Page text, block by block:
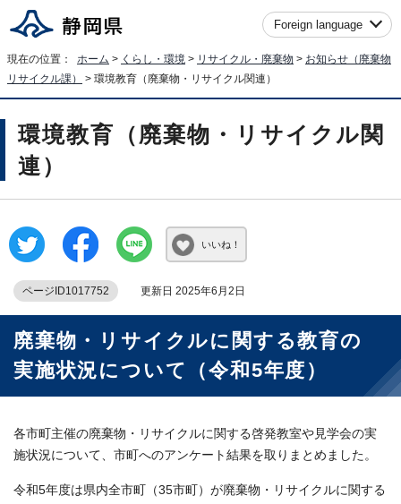
Foreign language
現在の位置： ホーム > くらし・環境 > リサイクル・廃棄物 > お知らせ（廃棄物
リサイクル課）
> 環境教育（廃棄物・リサイクル関連）
環境教育（廃棄物・リサイクル関
連）
いいね！
ページID1017752 更新日 2025年6月2日
廃棄物・リサイクルに関する教育の
実施状況について（令和5年度）
各市町主催の廃棄物・リサイクルに関する啓発教室や見学会の実
施状況について、市町へのアンケート結果を取りまとめました。
令和5年度は県内全市町（35市町）が廃棄物・リサイクルに関する